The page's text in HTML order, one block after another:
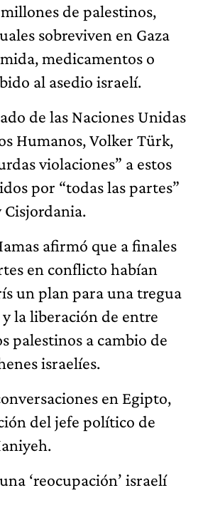
de palestinos,
sobreviven en Gaza
medicamentos o
al asedio israelí.
de las Naciones Unidas
Humanos, Volker Türk,
violaciones” a estos
por “todas las partes”
Cisjordania.
afirmó que a finales
en conflicto habían
un plan para una tregua
y la liberación de entre
palestinos a cambio de
israelíes.
en Egipto,
del jefe político de
‘reocupación’ israelí